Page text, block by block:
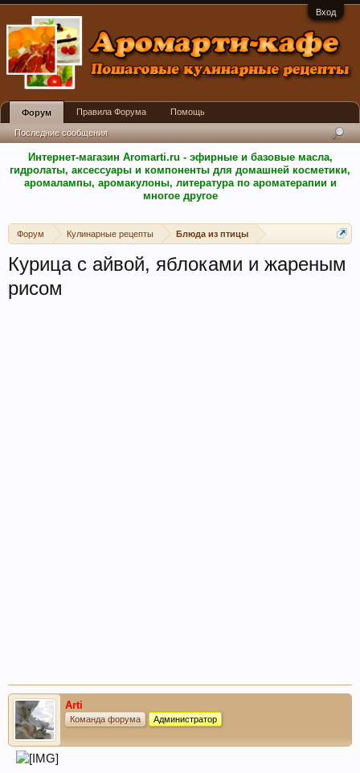
Вход
Интернет-магазин Aromarti.ru - эфирные и базовые масла,
гидролаты, аксессуары и компоненты для домашней косметики,
аромалампы, аромакулоны, литература по ароматерапии и
многое другое
Форум Кулинарные рецепты Блюда из птицы
Курица с айвой, яблоками и жареным
рисом
Arti
Команда форума Администратор
Форум
Последние сообщения
Правила Форума Помощь